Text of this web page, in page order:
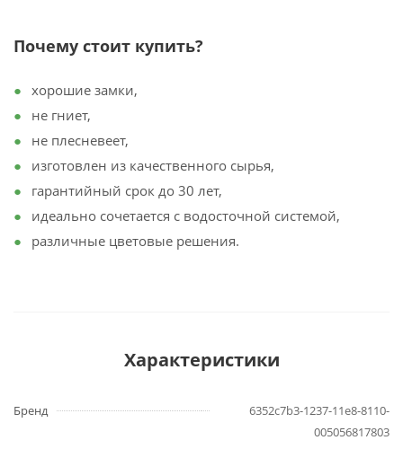
Почему стоит купить?
хорошие замки,
не гниет,
не плесневеет,
изготовлен из качественного сырья,
гарантийный срок до 30 лет,
идеально сочетается с водосточной системой,
различные цветовые решения.
Характеристики
Бренд
6352c7b3-1237-11e8-8110-
005056817803